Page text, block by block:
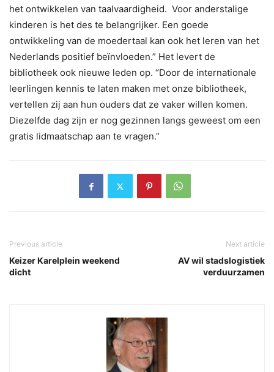
het ontwikkelen van taalvaardigheid. Voor anderstalige
kinderen is het des te belangrijker. Een goede
ontwikkeling van de moedertaal kan ook het leren van het
Nederlands positief beïnvloeden.” Het levert de
bibliotheek ook nieuwe leden op. “Door de internationale
leerlingen kennis te laten maken met onze bibliotheek,
vertellen zij aan hun ouders dat ze vaker willen komen.
Diezelfde dag zijn er nog gezinnen langs geweest om een
gratis lidmaatschap aan te vragen.”
Previous article
Keizer Karelplein weekend
dicht
Next article
AV wil stadslogistiek
verduurzamen